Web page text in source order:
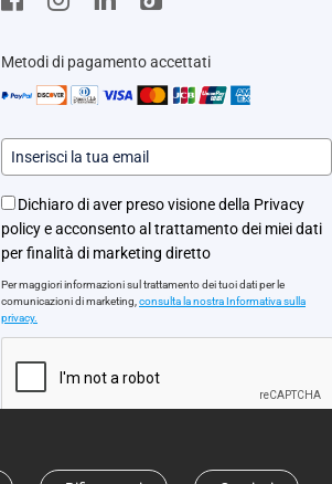
Metodi di pagamento accettati
Dichiaro di aver preso visione della Privacy
policy e acconsento al trattamento dei miei dati
per finalità di marketing diretto
Per maggiori informazioni sul trattamento dei tuoi dati per le
comunicazioni di marketing, consulta la nostra Informativa sulla
privacy.
iscriviti